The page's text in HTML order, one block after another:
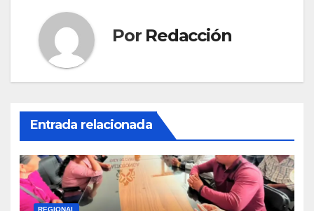
Por Redacción
Entrada relacionada
REGIONAL